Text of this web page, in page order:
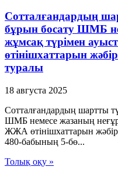
Сотталғандардың
бұрын босату ШМБ
жұмсақ түрімен
өтінішхаттарын
туралы
18 августа 2025
Сотталғандардың шартты
ШМБ немесе жазаның
ЖЖА өтінішхаттарын
480-бабының 5-бө...
Толық оқу »